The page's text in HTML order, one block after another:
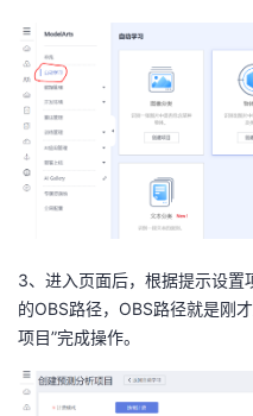
3、 进入页面后，根据提示设置
的OBS路径，OBS路径就是刚
项目”完成操作。